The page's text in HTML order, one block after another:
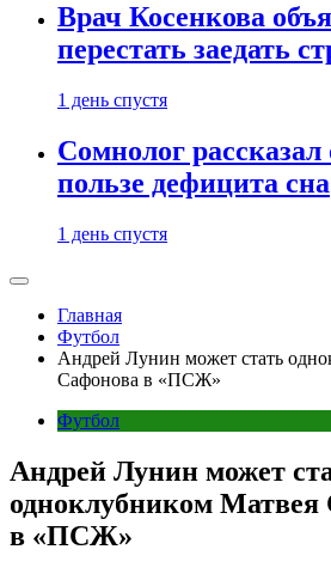
Врач Косенкова
перестать заедать
1 день спустя
Сомнолог
пользе дефицита сна
1 день спустя
Главная
Футбол
Андрей Лунин может стать
Сафонова в «ПСЖ»
Футбол
Андрей Лунин может
одноклубником Матвея
в «ПСЖ»